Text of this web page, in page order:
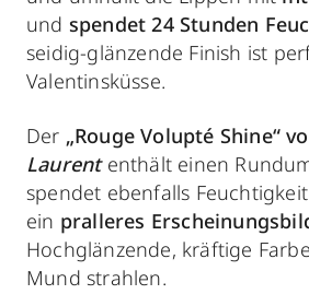
und spendet 24 Stunden
seidig-glänzende Finish ist
Valentinsküsse.
Der „Rouge Volupté Shine“
Laurent enthält einen
spendet ebenfalls
ein pralleres
Hochglänzende, kräftige
Mund strahlen.